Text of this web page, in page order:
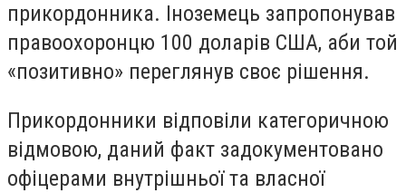
прикордонника. Іноземець запропонував
правоохоронцю 100 доларів США, аби той
«позитивно» переглянув своє рішення.
Прикордонники відповіли категоричною
відмовою, даний факт задокументовано
офіцерами внутрішньої та власної